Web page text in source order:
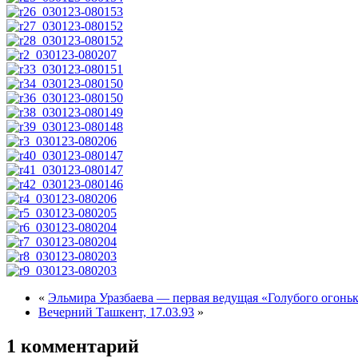
« Эльмира Уразбаева — первая ведущая «Голубого
Вечерний Ташкент, 17.03.93 »
1 комментарий